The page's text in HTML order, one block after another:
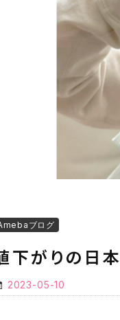
ブログ
下がりの日
2023-05-10